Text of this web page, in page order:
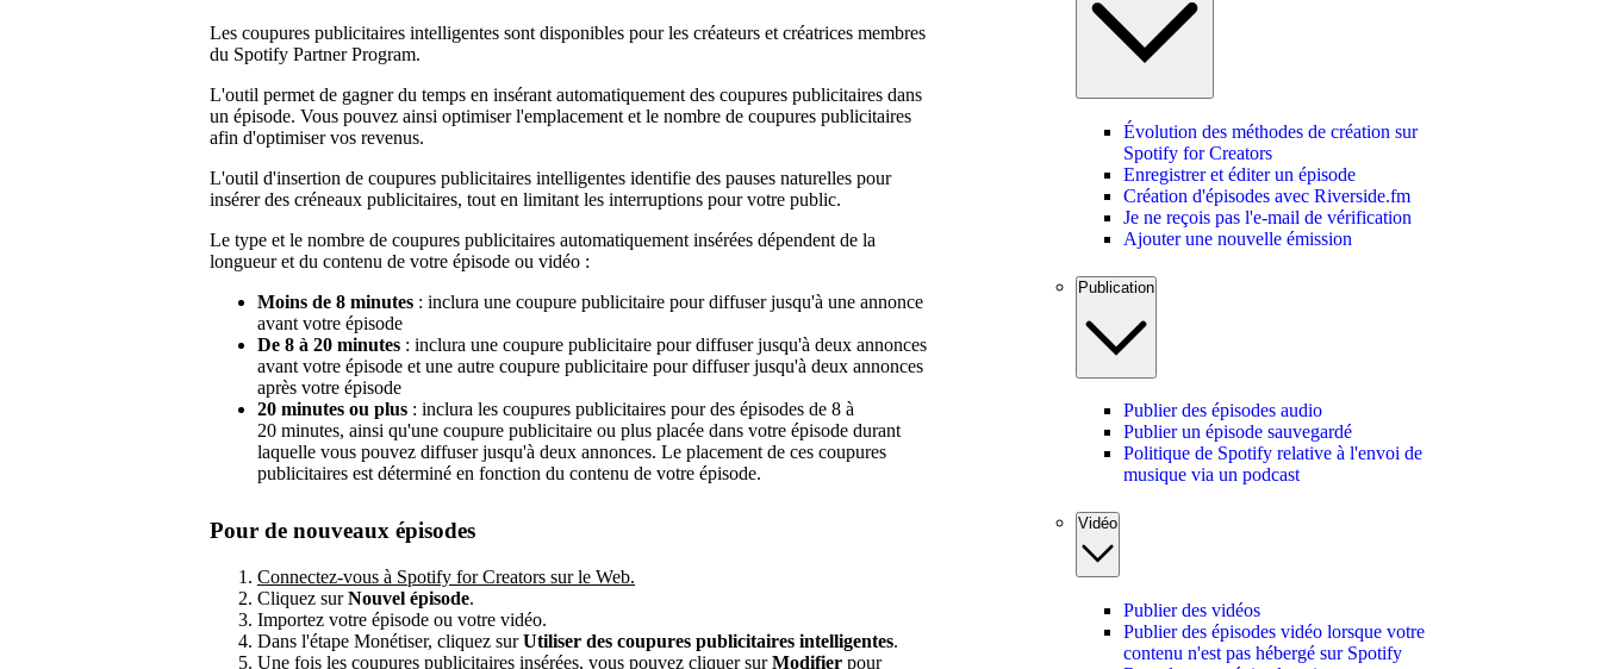
Les coupures publicitaires intelligentes sont disponibles pour les créateurs et créatrices membres
du Spotify Partner Program.
L'outil permet de gagner du temps en insérant automatiquement des coupures publicitaires dans
un épisode. Vous pouvez ainsi optimiser l'emplacement et le nombre de coupures publicitaires
afin d'optimiser vos revenus.
L'outil d'insertion de coupures publicitaires intelligentes identifie des pauses naturelles pour
insérer des créneaux publicitaires, tout en limitant les interruptions pour votre public.
Le type et le nombre de coupures publicitaires automatiquement insérées dépendent de la
longueur et du contenu de votre épisode ou vidéo :
Moins de 8 minutes : inclura une coupure publicitaire pour diffuser jusqu'à une annonce
avant votre épisode
De 8 à 20 minutes : inclura une coupure publicitaire pour diffuser jusqu'à deux annonces
avant votre épisode et une autre coupure publicitaire pour diffuser jusqu'à deux annonces
après votre épisode
20 minutes ou plus : inclura les coupures publicitaires pour des épisodes de 8 à
20 minutes, ainsi qu'une coupure publicitaire ou plus placée dans votre épisode durant
laquelle vous pouvez diffuser jusqu'à deux annonces. Le placement de ces coupures
publicitaires est déterminé en fonction du contenu de votre épisode.
Pour de nouveaux épisodes
Connectez-vous à Spotify for Creators sur le Web.
Cliquez surNouvel épisode.
Importez votre épisode ou votre vidéo.
Dans l'étape Monétiser, cliquez surUtiliser des coupures publicitaires intelligentes.
Une fois les coupures publicitaires insérées, vous pouvez cliquer surModifier pour
Évolution des méthodes de création sur
Spotify for Creators
Enregistrer et éditer un épisode
Création d'épisodes avec Riverside.fm
Je ne reçois pas l'e-mail de vérification
Ajouter une nouvelle émission
Publication
Publier des épisodes audio
Publier un épisode sauvegardé
Politique de Spotify relative à l'envoi de
musique via un podcast
Vidéo
Publier des vidéos
Publier des épisodes vidéo lorsque votre
contenu n'est pas hébergé sur Spotify